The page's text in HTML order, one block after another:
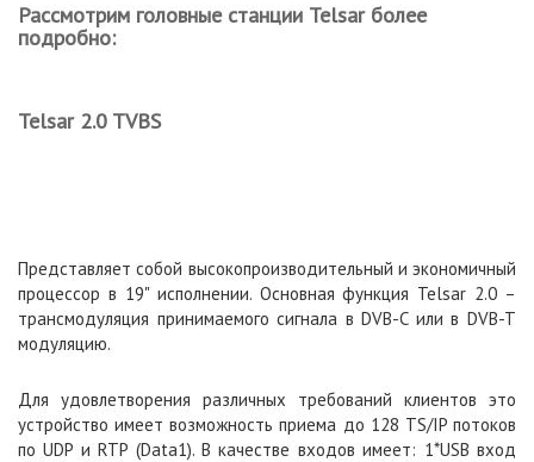
Рассмотрим головные станции Telsar более
подробно:
Telsar 2.0 TVBS
Представляет собой высокопроизводительный и экономичный
процессор в 19" исполнении. Основная функция Telsar 2.0 –
трансмодуляция принимаемого сигнала в DVB-C или в DVB-T
модуляцию.
Для удовлетворения различных требований клиентов это
устройство имеет возможность приема до 128 TS/IP потоков
по UDP и RTP (Data1). В качестве входов имеет: 1*USB вход